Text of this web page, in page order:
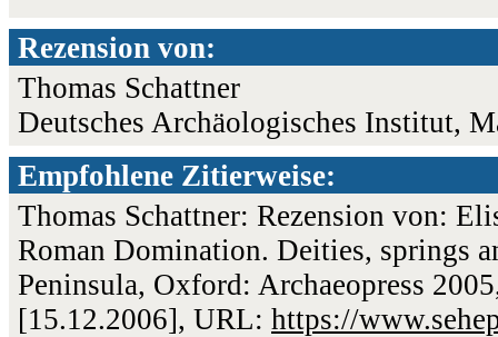
Rezension von:
Thomas Schattner
Deutsches Archäologisches Institut,
Empfohlene Zitierweise:
Thomas Schattner: Rezension von:
Roman Domination. Deities, springs
Peninsula, Oxford: Archaeopress
[15.12.2006], URL: https://